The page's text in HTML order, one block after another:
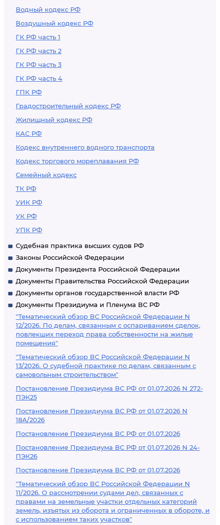
Водный кодекс РФ
Воздушный кодекс РФ
ГК РФ часть 1
ГК РФ часть 2
ГК РФ часть 3
ГК РФ часть 4
ГПК РФ
Градостроительный кодекс РФ
Жилищный кодекс РФ
КАС РФ
Кодекс внутреннего водного транспорта
Кодекс торгового мореплавания РФ
Семейный кодекс
ТК РФ
УИК РФ
УК РФ
УПК РФ
Судебная практика высших судов РФ
Законы Российской Федерации
Документы Президента Российской Федерации
Документы Правительства Российской Федерации
Документы органов государственной власти РФ
Документы Президиума и Пленума ВС РФ
"Тематический обзор ВС Российской Федерации N
12/2026. По делам, связанным с оспариванием сделок,
повлекших переход права собственности на жилые
помещения"
"Тематический обзор ВС Российской Федерации N
13/2026. О судебной практике по делам, связанным с
самовольным строительством"
Постановление Президиума ВС РФ от 01.07.2026 N 272-
ПЭК25
Постановление Президиума ВС РФ от 01.07.2026 N
18А/2026
Постановление Президиума ВС РФ от 01.07.2026
Постановление Президиума ВС РФ от 01.07.2026 N 24-
ПЭК26
Постановление Президиума ВС РФ от 01.07.2026
"Тематический обзор ВС Российской Федерации N
11/2026. О рассмотрении судами дел, связанных с
правами на земельные участки отдельных категорий
земель, изъятых из оборота и ограниченных в обороте, и
с использованием таких участков"